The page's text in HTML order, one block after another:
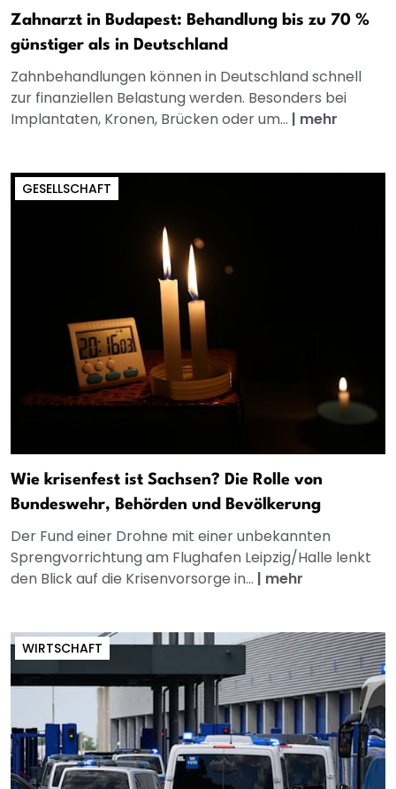
Zahnarzt in Budapest: Behandlung bis zu 70 %
günstiger als in Deutschland
Zahnbehandlungen können in Deutschland schnell
zur finanziellen Belastung werden. Besonders bei
Implantaten, Kronen, Brücken oder um... | mehr
GESELLSCHAFT
Wie krisenfest ist Sachsen? Die Rolle von
Bundeswehr, Behörden und Bevölkerung
Der Fund einer Drohne mit einer unbekannten
Sprengvorrichtung am Flughafen Leipzig/Halle lenkt
den Blick auf die Krisenvorsorge in... | mehr
WIRTSCHAFT